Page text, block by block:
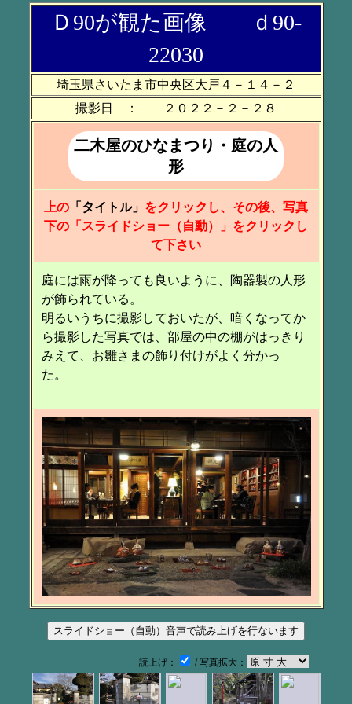
Ｄ90が観た画像 ｄ90-
22030
埼玉県さいたま市中央区大戸４－１４－２
撮影日 ： ２０２２－２－２８
二木屋のひなまつり・庭の人
形
上の 「タイトル」 をクリックし、その後、写真
下の「スライドショー（自動）」をクリックし
て下さい
庭には雨が降っても良いように、陶器製の人形
が飾られている。
明るいうちに撮影しておいたが、暗くなってか
ら撮影した写真では、部屋の中の棚がはっきり
みえて、お雛さまの飾り付けがよく分かっ
た。
読上げ： / 写真拡大：